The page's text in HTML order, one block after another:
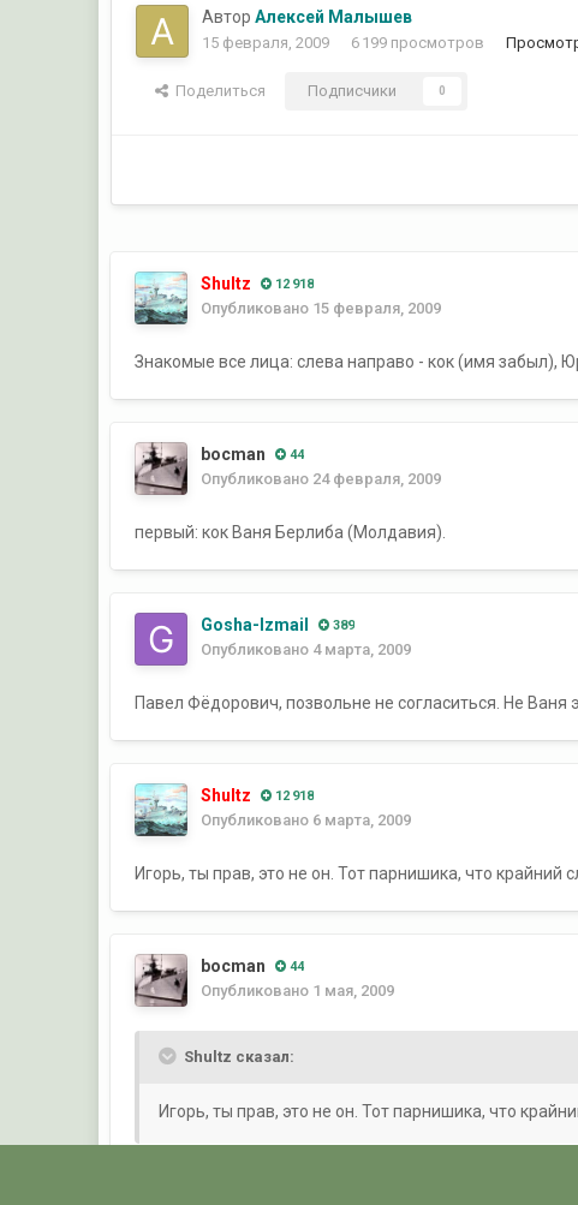
АвторАлексей Малышев
15 февраля, 2009 6 199 просмотров
Поделиться Подписчики 0
Shultz 12 918
Опубликовано 15 февраля, 2009
Знакомые все лица: слева направо - кок (имя
bocman 44
Опубликовано 24 февраля, 2009
первый: кок Ваня Берлиба (Молдавия).
Gosha-Izmail 389
Опубликовано 4 марта, 2009
Павел Фёдорович, позвольне не согласиться. Не Ваня
Shultz 12 918
Опубликовано 6 марта, 2009
Игорь, ты прав, это не он. Тот парнишика, что
bocman 44
Опубликовано 1 мая, 2009
Shultz сказал:
Игорь, ты прав, это не он. Тот парнишика, что